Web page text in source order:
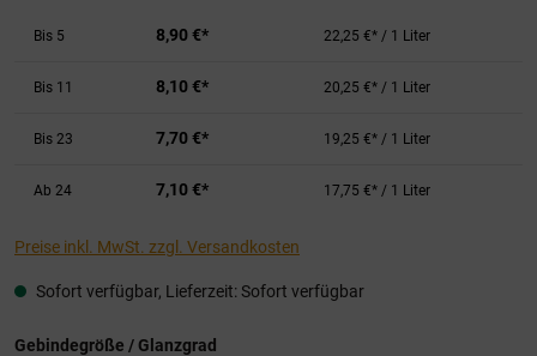
Bis 5 8,90 €* 22,25 €* / 1 Liter
Bis 11 8,10 €* 20,25 €* / 1 Liter
Bis 23 7,70 €* 19,25 €* / 1 Liter
Ab 24 7,10 €* 17,75 €* / 1 Liter
Preise inkl. MwSt. zzgl. Versandkosten
Sofort verfügbar, Lieferzeit: Sofort verfügbar
Gebindegröße / Glanzgrad